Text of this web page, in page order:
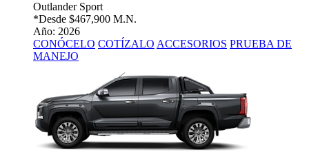
Outlander Sport
*Desde $467,900 M.N.
Año: 2026
CONÓCELO COTÍZALO ACCESORIOS PRUEBA DE
MANEJO